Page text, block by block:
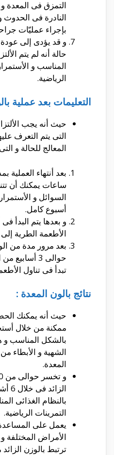
التمزق فى المعدة
النادرة فى
بإجراء عمليّات
و قد يؤدى إلى
حالة أنه لم يتم
المناسب و
الرياضية.
التعليمات بعد عملية
حيث أنه يجب
التى يتم التعرف
المعالج للحالة و
ساعات يمكنك أن
السوائل و
أسبوع كامل.
و بعدها يتم البدأ
الأطعمة الطرية
بعد مرور مدة من
حوالى 3
تبدأ فى تناول
نتائج بالون المعدة :
حيث أنه يمكنك
ممكنة من خلال
بالشكل المناسب
الشهية و الأبطاء
المعدة.
بالنظام الغذائى
التمرينات الرياضية.
يعمل على
الأمراض المختلفة
ترتبط بالوزن